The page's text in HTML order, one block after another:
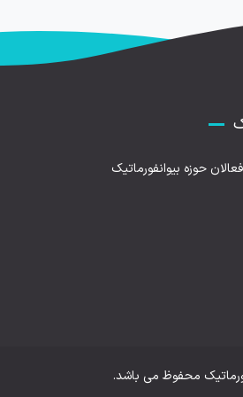
حوزه بیوانفورماتیک
محفوظ می باشد.